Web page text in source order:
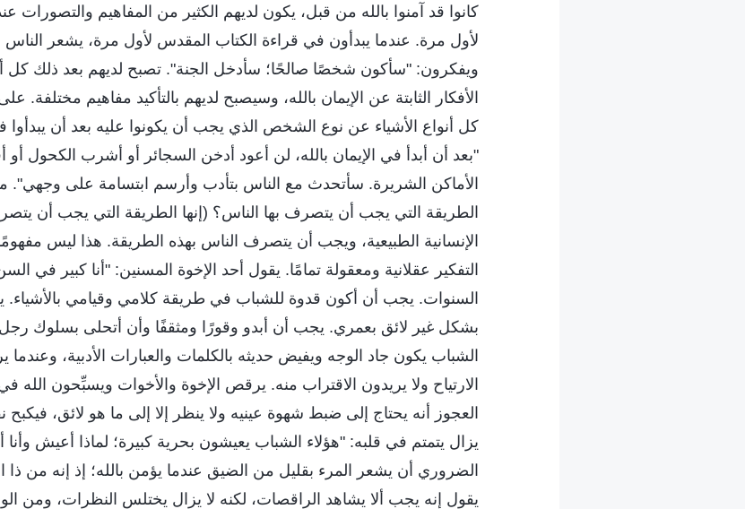
كانوا قد آمنوا بالله من قبل، يكون لديهم الكثير من المفاهيم والتصورات
لأول مرة. عندما يبدأون في قراءة الكتاب المقدس لأول مرة، يشعر
ويفكرون: "سأكون شخصًا صالحًا؛ سأدخل الجنة". تصبح لديهم بعد ذلك كل
الأفكار الثابتة عن الإيمان بالله، وسيصبح لديهم بالتأكيد مفاهيم مختلفة.
كل أنواع الأشياء عن نوع الشخص الذي يجب أن يكونوا عليه بعد أن يبدأوا
"بعد أن أبدأ في الإيمان بالله، لن أعود أدخن السجائر أو أشرب الكحول
الأماكن الشريرة. سأتحدث مع الناس بتأدب وأرسم ابتسامة على وجهي".
الطريقة التي يجب أن يتصرف بها الناس؟ (إنها الطريقة التي يجب أن
الإنسانية الطبيعية، ويجب أن يتصرف الناس بهذه الطريقة. هذا ليس
التفكير عقلانية ومعقولة تمامًا. يقول أحد الإخوة المسنين: "أنا كبير في
السنوات. يجب أن أكون قدوة للشباب في طريقة كلامي وقيامي
بشكل غير لائق بعمري. يجب أن أبدو وقورًا ومثقفًا وأن أتحلى بسلوك رجل
الشباب يكون جاد الوجه ويفيض حديثه بالكلمات والعبارات الأدبية،
الارتياح ولا يريدون الاقتراب منه. يرقص الإخوة والأخوات ويسبِّحون الله
العجوز أنه يحتاج إلى ضبط شهوة عينيه ولا ينظر إلا إلى ما هو لائق،
يزال يتمتم في قلبه: "هؤلاء الشباب يعيشون بحرية كبيرة؛ لماذا أعيش
الضروري أن يشعر المرء بقليل من الضيق عندما يؤمن بالله؛ إذ إنه من ذا
يقول إنه يجب ألا يشاهد الراقصات، لكنه لا يزال يختلس النظرات، ومن